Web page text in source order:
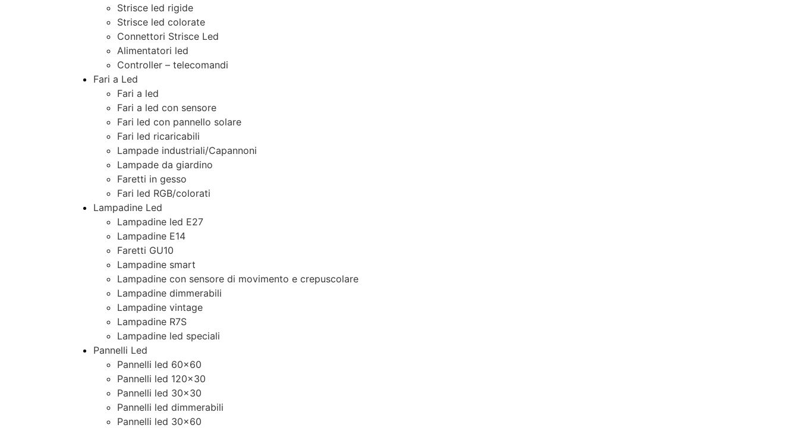
Strisce led rigide
Strisce led colorate
Connettori Strisce Led
Alimentatori led
Controller – telecomandi
Fari a Led
Fari a led
Fari a led con sensore
Fari led con pannello solare
Fari led ricaricabili
Lampade industriali/Capannoni
Lampade da giardino
Faretti in gesso
Fari led RGB/colorati
Lampadine Led
Lampadine led E27
Lampadine E14
Faretti GU10
Lampadine smart
Lampadine con sensore di movimento e crepuscolare
Lampadine dimmerabili
Lampadine vintage
Lampadine R7S
Lampadine led speciali
Pannelli Led
Pannelli led 60×60
Pannelli led 120×30
Pannelli led 30×30
Pannelli led dimmerabili
Pannelli led 30×60